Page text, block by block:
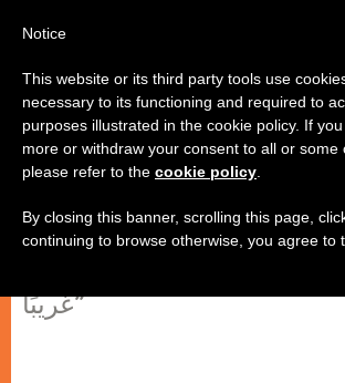
من مختلف أنحاء القارة
يدعون إلى قمة حول الهجرة
غريبًا”
Notice
This website or its third party tools use
necessary to its functioning and required to
purposes illustrated in the cookie policy. If
more or withdraw your consent to all or some
please refer to the cookie policy
By closing this banner, scrolling this page,
continuing to browse otherwise, you agree to